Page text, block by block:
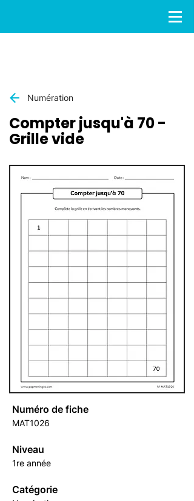
Numération
Compter jusqu'à 70 -
Grille vide
Numéro de fiche
MAT1026
Niveau
1re année
Catégorie